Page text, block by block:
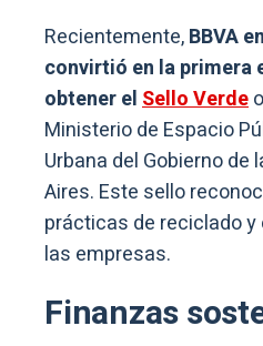
Recientemente,BBVA
convirtió en la primera
obtener elSello Verde
Ministerio de Espacio
Urbana del Gobierno de
Aires. Este sello
prácticas de reciclado
las empresas.
Finanzas